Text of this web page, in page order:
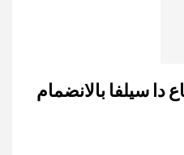
دا سيلفا بالانضمام